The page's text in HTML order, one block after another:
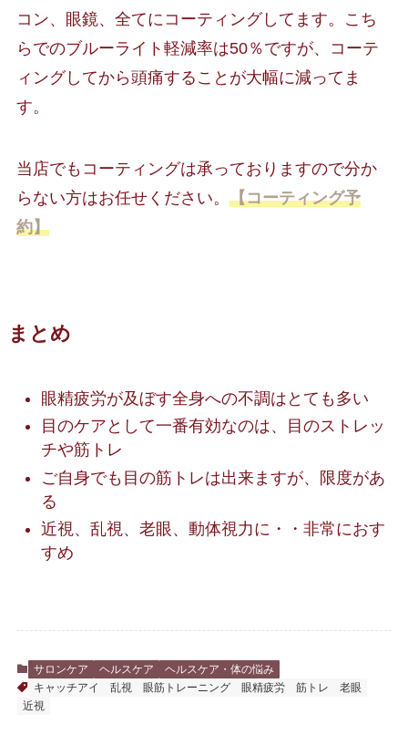
コン、眼鏡、全てにコーティングしてます。こち
らでのブルーライト軽減率は50％ですが、コーテ
ィングしてから頭痛することが大幅に減ってま
す。
当店でもコーティングは承っておりますので分か
らない方はお任せください。 【コーティング予
約】
まとめ
眼精疲労が及ぼす全身への不調はとても多い
目のケアとして一番有効なのは、目のストレッ
チや筋トレ
ご自身でも目の筋トレは出来ますが、限度があ
る
近視、乱視、老眼、動体視力に・・非常におす
すめ
サロンケア ヘルスケア
ヘルスケア・体の悩み
キャッチアイ
乱視 眼筋トレーニング 眼精疲労 筋トレ
老眼
近視